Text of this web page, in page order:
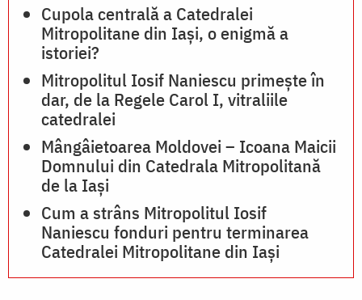
Cupola centrală a Catedralei
Mitropolitane din Iaşi, o enigmă a
istoriei?
Mitropolitul Iosif Naniescu primește în
dar, de la Regele Carol I, vitraliile
catedralei
Mângâietoarea Moldovei – Icoana Maicii
Domnului din Catedrala Mitropolitană
de la Iași
Cum a strâns Mitropolitul Iosif
Naniescu fonduri pentru terminarea
Catedralei Mitropolitane din Iași